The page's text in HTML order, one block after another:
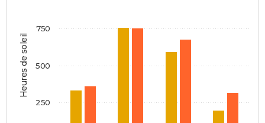
Heures de soleil
250
500
750